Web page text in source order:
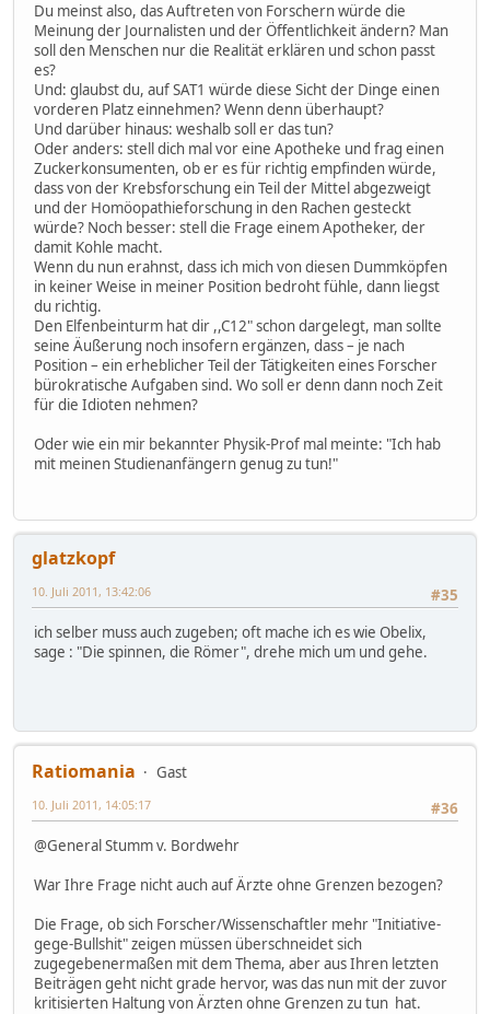
Du meinst also, das Auftreten von Forschern würde die
Meinung der Journalisten und der Öffentlichkeit ändern? Man
soll den Menschen nur die Realität erklären und schon passt
es?
Und: glaubst du, auf SAT1 würde diese Sicht der Dinge einen
vorderen Platz einnehmen? Wenn denn überhaupt?
Und darüber hinaus: weshalb soll er das tun?
Oder anders: stell dich mal vor eine Apotheke und frag einen
Zuckerkonsumenten, ob er es für richtig empfinden würde,
dass von der Krebsforschung ein Teil der Mittel abgezweigt
und der Homöopathieforschung in den Rachen gesteckt
würde? Noch besser: stell die Frage einem Apotheker, der
damit Kohle macht.
Wenn du nun erahnst, dass ich mich von diesen Dummköpfen
in keiner Weise in meiner Position bedroht fühle, dann liegst
du richtig.
Den Elfenbeinturm hat dir ,,C12" schon dargelegt, man sollte
seine Äußerung noch insofern ergänzen, dass – je nach
Position – ein erheblicher Teil der Tätigkeiten eines Forscher
bürokratische Aufgaben sind. Wo soll er denn dann noch Zeit
für die Idioten nehmen?
Oder wie ein mir bekannter Physik-Prof mal meinte: "Ich hab
mit meinen Studienanfängern genug zu tun!"
glatzkopf
#35
10. Juli 2011, 13:42:06
ich selber muss auch zugeben; oft mache ich es wie Obelix,
sage : "Die spinnen, die Römer", drehe mich um und gehe.
Ratiomania
Gast
#36
10. Juli 2011, 14:05:17
@General Stumm v. Bordwehr
War Ihre Frage nicht auch auf Ärzte ohne Grenzen bezogen?
Die Frage, ob sich Forscher/Wissenschaftler mehr "Initiative-
gege-Bullshit" zeigen müssen überschneidet sich
zugegebenermaßen mit dem Thema, aber aus Ihren letzten
Beiträgen geht nicht grade hervor, was das nun mit der zuvor
kritisierten Haltung von Ärzten ohne Grenzen zu tun hat.